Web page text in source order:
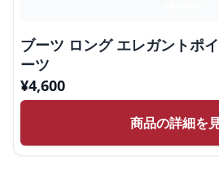
ブーツ ロング エレガントポ
ーツ
¥4,600
商品の詳細を